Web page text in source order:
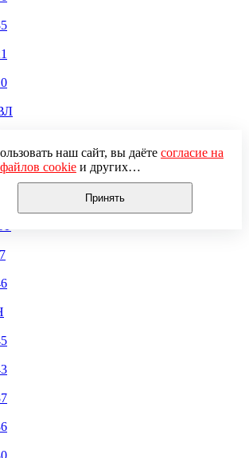
наш сайт, вы даёте согласие на
cookieи других
данных (включая IP-адрес, сведения о
действиях на сайте и т. п.)
сайта, проведения
аналитики (например,
в соответствии с нашей
персональных данных.
чтобы ваши данные обрабатывались,
в браузере или покиньте сайт.
Принять